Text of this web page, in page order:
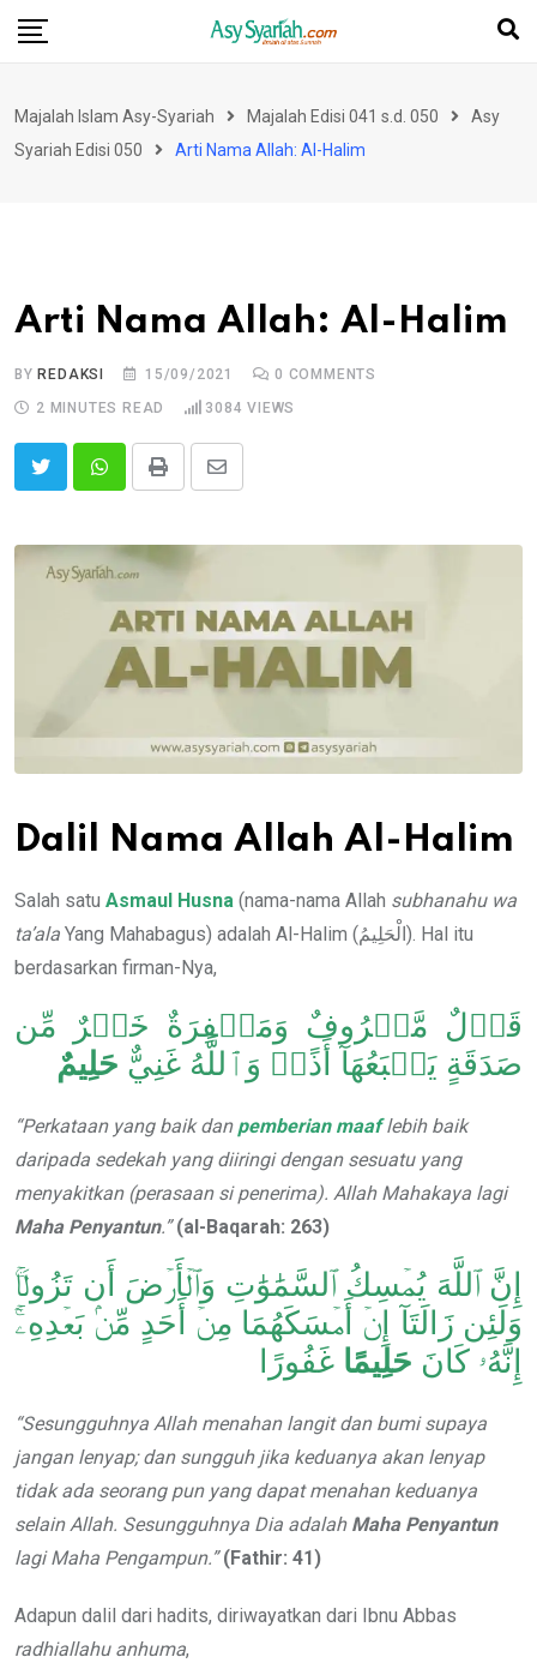
Skip
Majalah Islam Asy-Syariah Majalah Edisi 041 s.d. 050
Asy
Syariah Edisi 050
Arti Nama Allah: Al-Halim
Arti Nama Allah: Al-Halim
BYREDAKSI 15/09/2021 0 COMMENTS
2 MINUTES READ
3084 VIEWS
Print
Share
Email
Dalil Nama Allah Al-Halim
Salah satu Asmaul Husna (nama-nama Allah subhanahu wa
ta’ala Yang Mahabagus) adalah Al-Halim (الْحَلِيمُ). Hal itu
berdasarkan firman-Nya,
قَوۡلٌ مَّعۡرُوفٌ وَمَغۡفِرَةٌ خَيۡرٌ مِّن
صَدَقَةٍ يَتۡبَعُهَآ أَذًىۗ وَٱللَّهُ غَنِيٌّ حَلِيمٌ
“Perkataan yang baik dan pemberian maaflebih baik
daripada sedekah yang diiringi dengan sesuatu yang
menyakitkan (perasaan si penerima). Allah Mahakaya lagi
Maha Penyantun.”(al-Baqarah: 263)
إِنَّ ٱللَّهَ يُمۡسِكُ ٱلسَّمَٰوَٰتِ وَٱلۡأَرۡضَ أَن تَزُولَاۚ
وَلَئِن زَالَتَآ إِنۡ أَمۡسَكَهُمَا مِنۡ أَحَدٍ مِّنۢ بَعۡدِهِۦٓۚ
إِنَّهُۥ كَانَ حَلِيمًا غَفُورًا
“Sesungguhnya Allah menahan langit dan bumi supaya
jangan lenyap; dan sungguh jika keduanya akan lenyap
tidak ada seorang pun yang dapat menahan keduanya
selain Allah. Sesungguhnya Dia adalah Maha Penyantun
lagi Maha Pengampun.” (Fathir: 41)
Adapun dalil dari hadits, diriwayatkan dari Ibnu Abbas
radhiallahu anhuma,